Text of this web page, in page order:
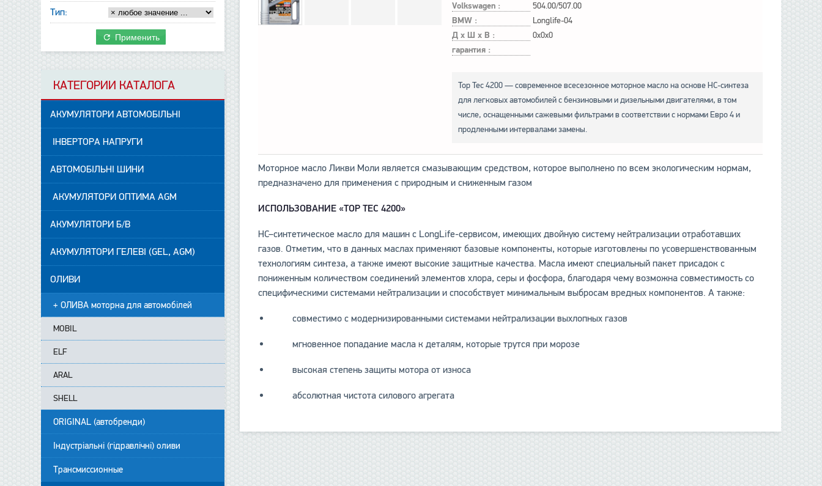
Volkswagen : 504.00/507.00
BMW : Longlife-04
Д х Ш х В : 0x0x0
гарантия :
Top Tec 4200 — современное всесезонное моторное масло на основе НС-синтеза
для легковых автомобилей с бензиновыми и дизельными двигателями, в том
числе, оснащенными сажевыми фильтрами в соответствии с нормами Евро 4 и
продленными интервалами замены.
Моторное масло Ликви Моли является смазывающим средством, которое выполнено по всем экологическим нормам,
предназначено для применения с природным и сниженным газом
ИСПОЛЬЗОВАНИЕ «TOP TEC 4200»
HC–синтетическое масло для машин с LongLife-сервисом, имеющих двойную систему нейтрализации отработавших
газов. Отметим, что в данных маслах применяют базовые компоненты, которые изготовлены по усовершенствованным
технологиям синтеза, а также имеют высокие защитные качества. Масла имеют специальный пакет присадок с
пониженным количеством соединений элементов хлора, серы и фосфора, благодаря чему возможна совместимость со
специфическими системами нейтрализации и способствует минимальным выбросам вредных компонентов. А также:
совместимо с модернизированными системами нейтрализации выхлопных газов
мгновенное попадание масла к деталям, которые трутся при морозе
высокая степень защиты мотора от износа
абсолютная чистота силового агрегата
Тип:
Применить
КАТЕГОРИИ КАТАЛОГА
АКУМУЛЯТОРИ АВТОМОБІЛЬНІ
ІНВЕРТОРА НАПРУГИ
АВТОМОБІЛЬНІ ШИНИ
АКУМУЛЯТОРИ ОПТИМА AGM
АКУМУЛЯТОРИ Б/В
АКУМУЛЯТОРИ ГЕЛЕВІ (GEL, AGM)
ОЛИВИ
+ ОЛИВА моторна для автомобілей
MOBIL
ELF
ARAL
SHELL
ORIGINAL (автобренди)
Індустріальні (гідравлічні) оливи
Трансмиссионные